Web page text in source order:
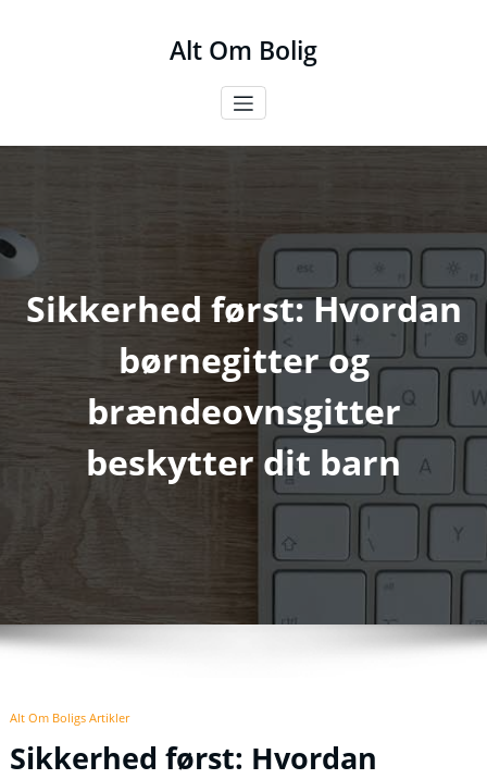
Alt Om Bolig
Sikkerhed først: Hvordan
børnegitter og
brændeovnsgitter
beskytter dit barn
Alt Om Boligs Artikler
Sikkerhed først: Hvordan